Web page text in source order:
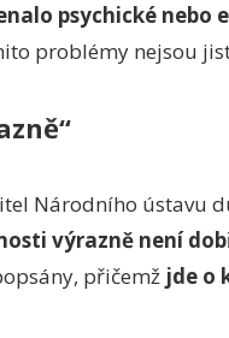
psychické nebo
problémy nejsou
Národního ústavu
výrazně není
přičemž jde o